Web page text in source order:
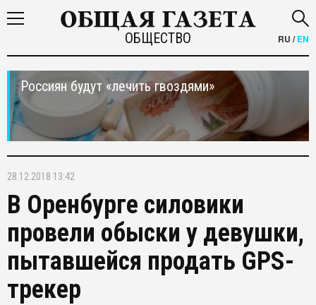
ОБЩЕСТВО RU /EN
Россиян будут «лечить гвоздями»
28.12.2018 13:42
В Оренбурге силовики
провели обыски у девушки,
пытавшейся продать GPS-
трекер